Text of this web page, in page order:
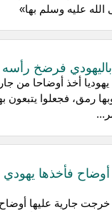
عليه وسلم بها»
فرضخ
أخذ أوضاحا من
رمق، فجعلوا يتبعون
فأخذها
جارية عليها